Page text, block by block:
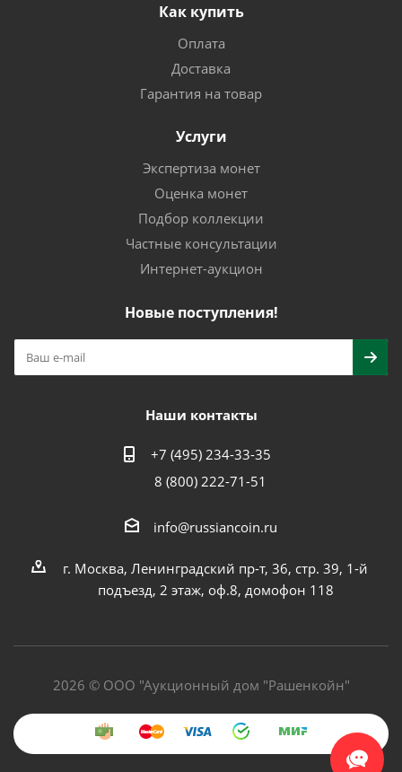
Как купить
Оплата
Доставка
Гарантия на товар
Услуги
Экспертиза монет
Оценка монет
Подбор коллекции
Частные консультации
Интернет-аукцион
Новые поступления!
Наши контакты
+7 (495) 234-33-35
8 (800) 222-71-51
info@russiancoin.ru
г. Москва, Ленинградский пр-т, 36, стр. 39, 1-й
подъезд, 2 этаж, оф.8, домофон 118
2026 © ООО "Аукционный дом "Рашенкойн"